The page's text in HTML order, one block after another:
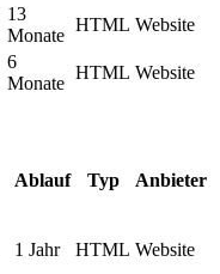
13
Monate
HTML Website
6
Monate
HTML Website
Ablauf Typ Anbieter
1 Jahr HTML Website